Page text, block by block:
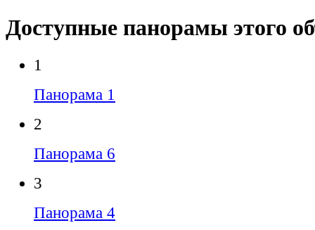
Доступные панорамы этого
1
Панорама 1
2
Панорама 6
3
Панорама 4